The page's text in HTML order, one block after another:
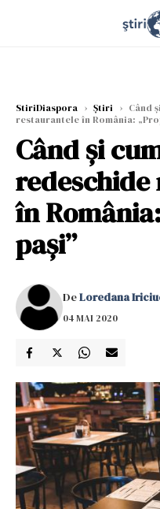
StiriDiaspora › Știri › Când
restaurantele în România:
Când și
în
pași”
DeLoredana
04 MAI 2020